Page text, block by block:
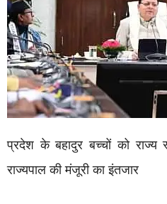
प्रदेश के बहादुर बच्चों को राज्य
राज्यपाल की मंजूरी का इंतजार